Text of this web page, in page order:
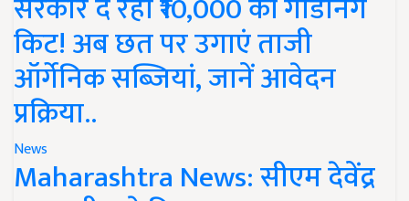
किट! अब छत पर उगाएं ताजी
ऑर्गेनिक सब्जियां, जानें आवेदन
प्रक्रिया..
News
Maharashtra News: सीएम देवेंद्र